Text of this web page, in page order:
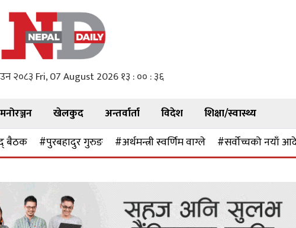
२०८३ Fri, 07 August 2026१३ : ०० : ३८
मनोरञ्जन खेलकुद अन्तर्वार्ता विदेश शिक्षा/स्वास्थ्य
बैठक #पुरबहादुर गुरुङ #अर्थमन्त्री स्वर्णिम वाग्ले #सर्वोच्चको नयाँ